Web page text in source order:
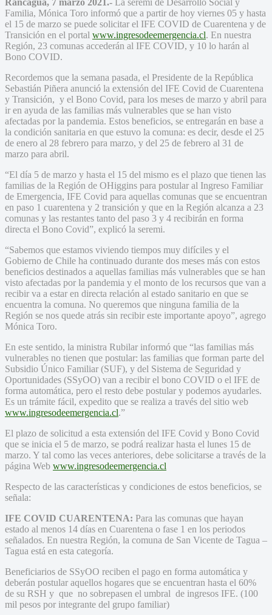
Familia, Mónica Toro informó que a partir de hoy viernes 05 y hasta
el 15 de marzo se puede solicitar el IFE COVID de Cuarentena y de
Transición en el portal www.ingresodeemergencia.cl. En nuestra
Región, 23 comunas accederán al IFE COVID, y 10 lo harán al
Bono COVID.
Recordemos que la semana pasada, el Presidente de la República
Sebastián Piñera anunció la extensión del IFE Covid de Cuarentena
y Transición, y el Bono Covid, para los meses de marzo y abril para
ir en ayuda de las familias más vulnerables que se han visto
afectadas por la pandemia. Estos beneficios, se entregarán en base a
la condición sanitaria en que estuvo la comuna: es decir, desde el 25
de enero al 28 febrero para marzo, y del 25 de febrero al 31 de
marzo para abril.
“El día 5 de marzo y hasta el 15 del mismo es el plazo que tienen las
familias de la Región de OHiggins para postular al Ingreso Familiar
de Emergencia, IFE Covid para aquellas comunas que se encuentran
en paso 1 cuarentena y 2 transición y que en la Región alcanza a 23
comunas y las restantes tanto del paso 3 y 4 recibirán en forma
directa el Bono Covid”, explicó la seremi.
“Sabemos que estamos viviendo tiempos muy difíciles y el
Gobierno de Chile ha continuado durante dos meses más con estos
beneficios destinados a aquellas familias más vulnerables que se han
visto afectadas por la pandemia y el monto de los recursos que van a
recibir va a estar en directa relación al estado sanitario en que se
encuentra la comuna. No queremos que ninguna familia de la
Región se nos quede atrás sin recibir este importante apoyo”, agrego
Mónica Toro.
En este sentido, la ministra Rubilar informó que “las familias más
vulnerables no tienen que postular: las familias que forman parte del
Subsidio Único Familiar (SUF), y del Sistema de Seguridad y
Oportunidades (SSyOO) van a recibir el bono COVID o el IFE de
forma automática, pero el resto debe postular y podemos ayudarles.
Es un trámite fácil, expedito que se realiza a través del sitio web
www.ingresodeemergencia.cl.”
El plazo de solicitud a esta extensión del IFE Covid y Bono Covid
que se inicia el 5 de marzo, se podrá realizar hasta el lunes 15 de
marzo. Y tal como las veces anteriores, debe solicitarse a través de la
página Web www.ingresodeemergencia.cl
Respecto de las características y condiciones de estos beneficios, se
señala:
IFE COVID CUARENTENA: Para las comunas que hayan
estado al menos 14 días en Cuarentena o fase 1 en los periodos
señalados. En nuestra Región, la comuna de San Vicente de Tagua –
Tagua está en esta categoría.
Beneficiarios de SSyOO reciben el pago en forma automática y
deberán postular aquellos hogares que se encuentran hasta el 60%
de su RSH y que no sobrepasen el umbral de ingresos IFE. (100
mil pesos por integrante del grupo familiar)